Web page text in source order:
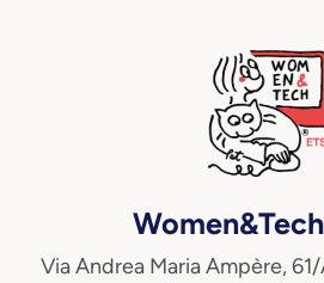
Via Andrea Maria Ampère,